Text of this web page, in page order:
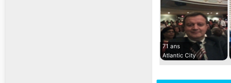
71 ans
Atlantic City